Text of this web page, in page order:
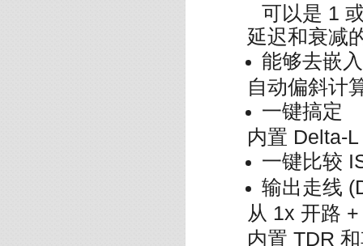
可以是 1
延迟和衰减
能够去嵌
自动偏斜计
一键搞定
内置 Delta-
一键比较
输出走线
从 1x 开路
内置 TDR